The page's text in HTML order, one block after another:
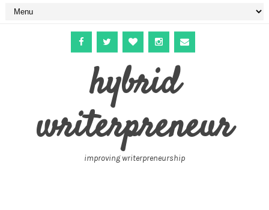
hybrid
writerpreneur
improving writerpreneurship